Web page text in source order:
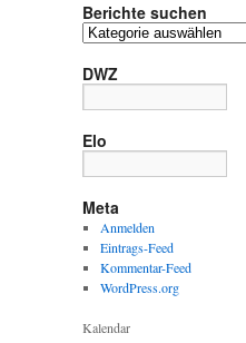
Berichte suchen
Berichte
DWZ
Elo
Meta
Anmelden
Eintrags-Feed
Kommentar-Feed
WordPress.org
Kalendar